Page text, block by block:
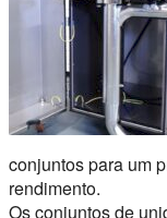
conjuntos para um
rendimento.
Os conjuntos de